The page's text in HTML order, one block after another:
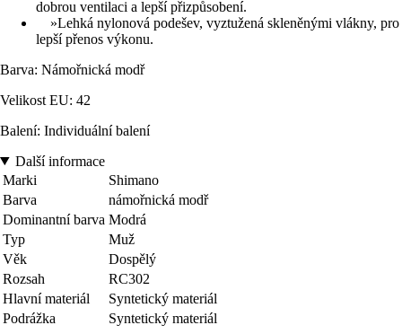
dobrou ventilaci a lepší přizpůsobení.
»Lehká nylonová podešev, vyztužená skleněnými vlákny, pro
lepší přenos výkonu.
Barva: Námořnická modř
Velikost EU: 42
Balení: Individuální balení
Další informace
Marki
Shimano
Barva
námořnická modř
Dominantní barva Modrá
Typ
Muž
Věk
Dospělý
Rozsah
RC302
Hlavní materiál
Syntetický materiál
Podrážka
Syntetický materiál